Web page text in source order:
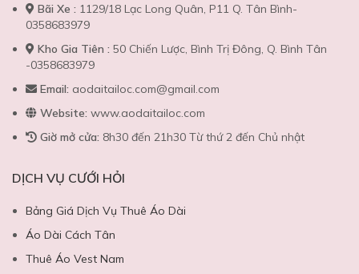
Bãi Xe : 1129/18 Lạc Long Quân, P11 Q. Tân Bình-
0358683979
Kho Gia Tiên : 50 Chiến Lược, Bình Trị Đông, Q. Bình Tân
-0358683979
Email: aodaitailoc.com@gmail.com
Website: www.aodaitailoc.com
Giờ mở cửa: 8h30 đến 21h30 Từ thứ 2 đến Chủ nhật
DỊCH VỤ CƯỚI HỎI
Bảng Giá Dịch Vụ Thuê Áo Dài
Áo Dài Cách Tân
Thuê Áo Vest Nam